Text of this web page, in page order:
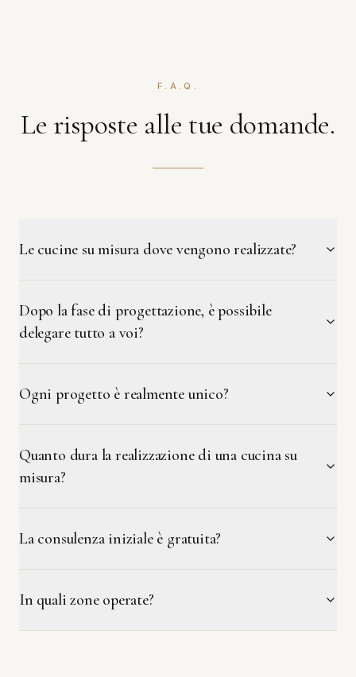
F.A.Q.
Le risposte alle tue domande.
Le cucine su misura dove vengono realizzate?
Dopo la fase di progettazione, è possibile
delegare tutto a voi?
Ogni progetto è realmente unico?
Quanto dura la realizzazione di una cucina su
misura?
La consulenza iniziale è gratuita?
In quali zone operate?